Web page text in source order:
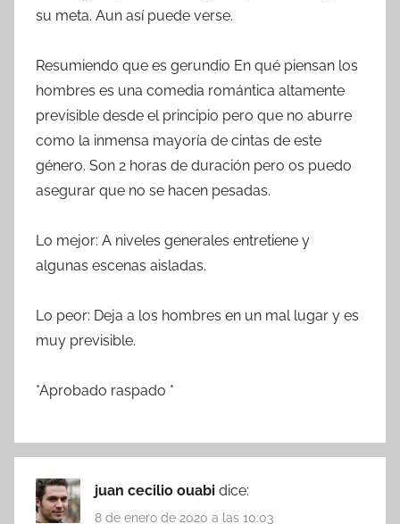
su meta. Aun así puede verse.
Resumiendo que es gerundio En qué piensan los
hombres es una comedia romántica altamente
previsible desde el principio pero que no aburre
como la inmensa mayoría de cintas de este
género. Son 2 horas de duración pero os puedo
asegurar que no se hacen pesadas.
Lo mejor: A niveles generales entretiene y
algunas escenas aisladas.
Lo peor: Deja a los hombres en un mal lugar y es
muy previsible.
*Aprobado raspado *
juan cecilio ouabi dice:
8 de enero de 2020 a las 10:03